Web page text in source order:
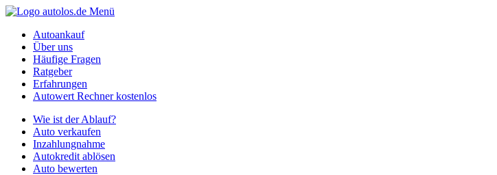
Menü
Autoankauf
Über uns
Häufige Fragen
Ratgeber
Erfahrungen
Autowert Rechner kostenlos
Wie ist der Ablauf?
Auto verkaufen
Inzahlungnahme
Autokredit ablösen
Auto bewerten